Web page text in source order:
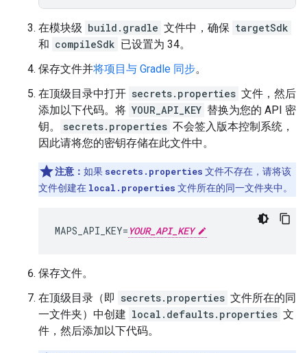
在模块级 build.gradle 文件中，确保 targetSdk
和 compileSdk 已设置为 34。
保存文件并将项目与 Gradle 同步。
在顶级目录中打开 secrets.properties 文件，然后
添加以下代码。将 YOUR_API_KEY 替换为您的 API 密
钥。
secrets.properties 不会签入版本控制系统，
因此请将您的密钥存储在此文件中。
注意： 如果 secrets.properties 文件不存在，请将该
文件创建在 local.properties 文件所在的同一文件夹中。
MAPS_API_KEY= YOUR_API_KEY
保存文件。
在顶级目录（即 secrets.properties 文件所在的同
一文件夹）中创建 local.defaults.properties 文
件，然后添加以下代码。